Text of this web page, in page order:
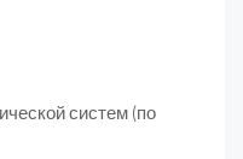
систем (по